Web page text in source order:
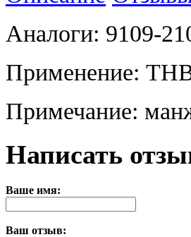
Аналоги: 9109-
Применение:
Примечание:
Написать
Ваше имя:
Ваш отзыв: